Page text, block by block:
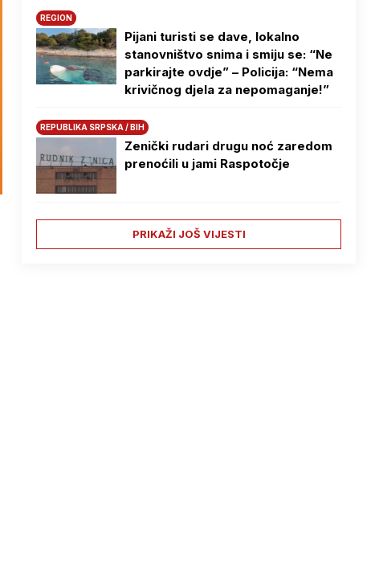
REGION
Pijani turisti se dave, lokalno
stanovništvo snima i smiju se: “Ne
parkirajte ovdje” – Policija: “Nema
krivičnog djela za nepomaganje!”
REPUBLIKA SRPSKA / BIH
Zenički rudari drugu noć zaredom
prenoćili u jami Raspotočje
PRIKAŽI JOŠ VIJESTI